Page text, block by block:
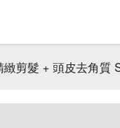
緻剪髮 + 頭皮去角質